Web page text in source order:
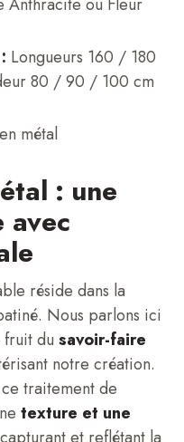
Longueurs 160 / 180
80 / 90 / 100 cm
métal
: une
avec
réside dans la
Nous parlons ici
fruit du savoir-faire
notre création.
traitement de
texture et une